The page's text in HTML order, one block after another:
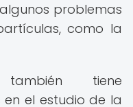
problemas
como la
tiene
en el estudio de la